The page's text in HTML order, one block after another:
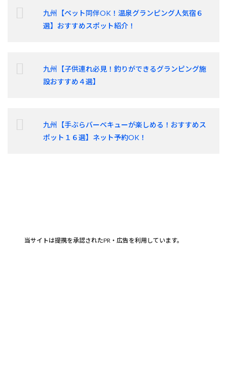
九州【ペット同伴OK！温泉グランピング人気宿６
選】おすすめスポット紹介！
九州【子供連れ必見！釣りができるグランピング施
設おすすめ４選】
九州【手ぶらバーベキューが楽しめる！おすすめス
ポット１６選】ネット予約OK！
当サイトは提携を承認されたPR・広告を利用しています。